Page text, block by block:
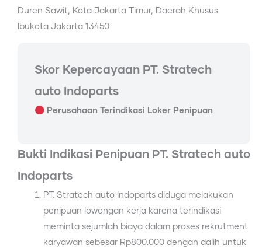
Duren Sawit, Kota Jakarta Timur, Daerah Khusus
Ibukota Jakarta 13450
Skor Kepercayaan PT. Stratech
auto Indoparts
Perusahaan Terindikasi Loker Penipuan
Bukti Indikasi Penipuan PT. Stratech auto
Indoparts
PT. Stratech auto Indoparts diduga melakukan
penipuan lowongan kerja karena terindikasi
meminta sejumlah biaya dalam proses rekrutment
karyawan sebesar Rp800.000 dengan dalih untuk